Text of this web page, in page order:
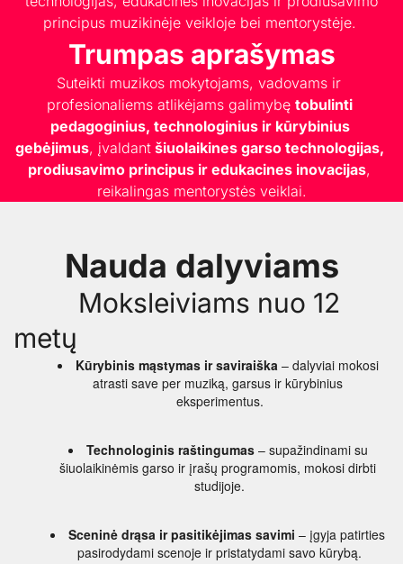
principus muzikinėje veikloje bei mentorystėje.
Trumpas aprašymas
Suteikti muzikos mokytojams, vadovams ir
profesionaliems atlikėjams galimybę tobulinti
pedagoginius, technologinius ir kūrybinius
gebėjimus, įvaldant šiuolaikines garso technologijas,
prodiusavimo principus ir edukacines inovacijas,
reikalingas mentorystės veiklai.
Nauda dalyviams
metų
Kūrybinis mąstymas ir saviraiška – dalyviai mokosi
atrasti save per muziką, garsus ir kūrybinius
eksperimentus.
Technologinis raštingumas – supažindinami su
šiuolaikinėmis garso ir įrašų programomis, mokosi dirbti
studijoje.
Sceninė drąsa ir pasitikėjimas savimi – įgyja patirties
pasirodydami scenoje ir pristatydami savo kūrybą.